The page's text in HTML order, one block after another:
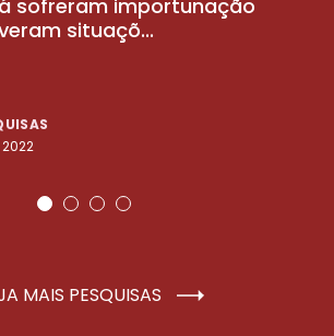
sofreram importunação
situaçõ...
MAIS PESQUISAS